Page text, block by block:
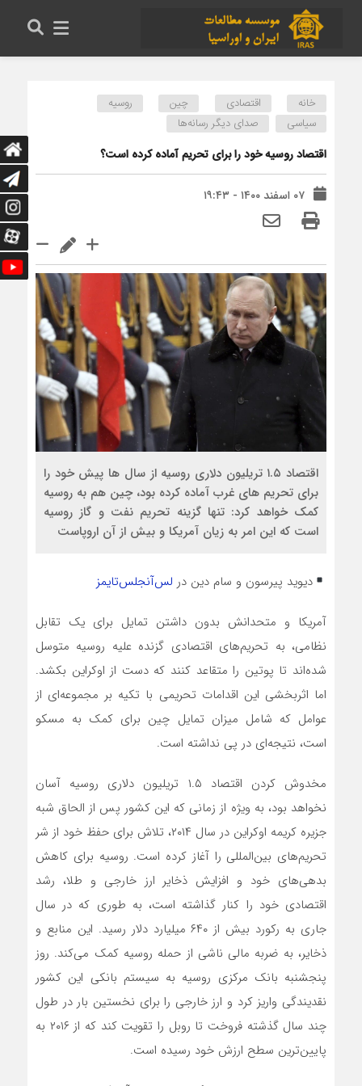
خانه اقتصادی چین
روسیه
سیاسی
صدای دیگر رسانه‌ها
اقتصاد روسیه خود را برای تحریم آماده کرده است؟
۰۷ اسفند ۱۴۰۰ - ۱۹:۴۳
اقتصاد ۱.۵ تریلیون دلاری روسیه از سال ها پیش خود را
برای تحریم های غرب آماده کرده بود، چین هم به روسیه
کمک خواهد کرد: تنها گزینه تحریم نفت و گاز روسیه
است که این امر به زیان آمریکا و بیش از آن اروپاست
دیوید پیرسون و سام دین در لس‌آنجلس‌تایمز
آمریکا و متحدانش بدون داشتن تمایل برای یک تقابل
نظامی، به تحریم‌های اقتصادی گزنده علیه روسیه متوسل
شده‌اند تا پوتین را متقاعد کنند که دست از اوکراین بکشد.
اما اثربخشی این اقدامات تحریمی با تکیه بر مجموعه‌ای از
عوامل که شامل میزان تمایل چین برای کمک به مسکو
است، نتیجه‌ای در پی نداشته است.
مخدوش کردن اقتصاد ۱.۵ تریلیون دلاری روسیه آسان
نخواهد بود، به ویژه از زمانی که این کشور پس از الحاق شبه
جزیره کریمه اوکراین در سال ۲۰۱۴، تلاش برای حفظ خود از شر
تحریم‌های بین‌المللی را آغاز کرده است. روسیه برای کاهش
بدهی‌های خود و افزایش ذخایر ارز خارجی و طلا، رشد
اقتصادی خود را کنار گذاشته است، به طوری که در سال
جاری به رکورد بیش از ۶۴۰ میلیارد دلار رسید. این منابع و
ذخایر، به ضربه مالی ناشی از حمله روسیه کمک می‌کند. روز
پنجشنبه بانک مرکزی روسیه به سیستم بانکی این کشور
نقدیندگی واریز کرد و ارز خارجی را برای نخستین بار در طول
چند سال گذشته فروخت تا روبل را تقویت کند که از ۲۰۱۶ به
پایین‌ترین سطح ارزش خود رسیده است.